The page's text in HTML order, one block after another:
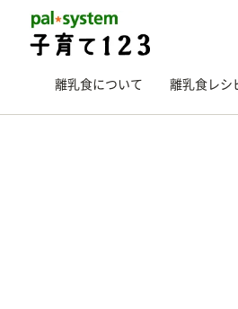
離乳食について 離乳食レシ